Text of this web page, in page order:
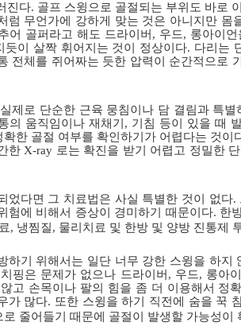
진다. 골프 스윙으로 골절되는 부위도 바로
럼 무언가에 강하게 맞는 것은 아니지만 몸
어 골퍼라고 해도 드라이버 , 우드, 롱아이
듯이 살짝 휘어지는 것이 정상이다. 다리는
전체를 쥐어짜는 듯한 압력이 순간적으로
제로 단순한 근육 뭉침이나 담 결림과 특
의 움직임이나 재채기 , 기침 등이 있을 때
확한 골절 여부를 확인하기가 어렵다는 것이
한X-ray 로는 확진을 받기 어렵고 정밀한 단
었다면 그 치료법은 사실 특별한 것이 없다.
험에 비해서 증상이 경미하기 때문이다. 한
, 냉찜질, 물리치료 및 한방 및 양방 진통제
하기 위해서는 일단 너무 강한 스윙을 하지
핑은 문제가 없으나 드라이버 , 우드, 롱아
고 손목이나 팔의 힘을 좀 더 이용해서 정
가 많다. 또한 스윙을 하기 직전에 숨을 꾹
줄어들기 때문에 골절이 발생할 가능성이